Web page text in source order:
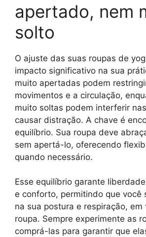
apertado, nem
solto
O ajuste das suas roupas de
impacto significativo na sua
muito apertadas podem
movimentos e a circulação,
muito soltas podem interferir
causar distração. A chave é
equilíbrio. Sua roupa deve
sem apertá-lo, oferecendo
quando necessário.
Esse equilíbrio garante
e conforto, permitindo que você
na sua postura e respiração, em
roupa. Sempre experimente as
comprá-las para garantir que